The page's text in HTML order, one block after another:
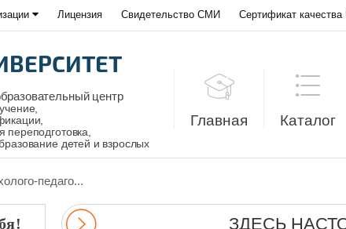
Лицензия Свидетельство СМИ Сертификат
центр
переподготовка,
детей и взрослых
Главная Каталог
педаго...
ЗДЕСЬ